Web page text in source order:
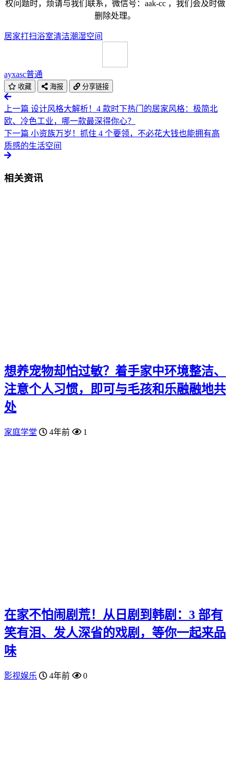
权问题时，烦请与我们联系，微信号：aak-cc ，我们会及时做
删除处理。
居家打扫浴室清洁潮湿空间
ayxasc普通
收藏 海报 分享链接
上一篇 设计风格大解析！4 款时下热门的居家风格：极简北
欧、冷色工业，哪一款最深得你心？
下一篇 小资族万岁！抓住 4 个要领，不必花大钱也能拥有高
质感的生活空间
相关资讯
想养宠物却怕过敏？着手家中环境整洁、
注意个人习惯，即可与毛孩和乐融融地共
处
家庭学堂 4年前 1
在家不怕闹剧荒！从日剧到韩剧：3 部有
笑有泪、发人深省的戏剧，等你一起来品
味
影视娱乐 4年前 0